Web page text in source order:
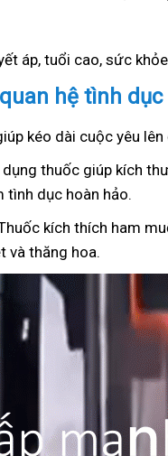
áp, tuổi cao, sức
hệ tình dục
kéo dài cuộc yêu
dụng thuốc giúp kích
tình dục hoàn hảo.
kích thích ham
và thăng hoa.